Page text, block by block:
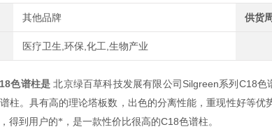
其他品牌 供货
医疗卫生,环保,化工,生物产业
色谱柱是北京绿百草科技发展有限公司 Silgreen系列 C18色
柱。具有高的理论塔板数，出色的分离性能，重现性好等优
得到用户的*，是一款性价比很高的C18色谱柱。